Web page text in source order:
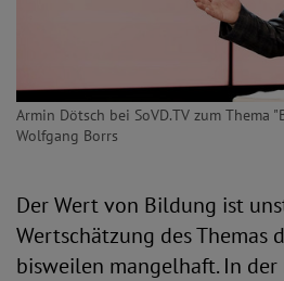
Armin Dötsch bei SoVD.TV zum Thema
Wolfgang Borrs
Der Wert von Bildung ist
Wertschätzung des Themas
bisweilen mangelhaft. In der